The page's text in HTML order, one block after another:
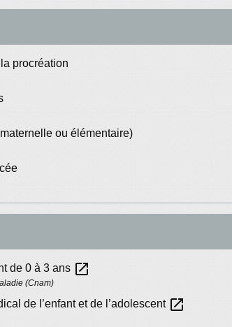
procréation
ou élémentaire)
de 0 à 3 ans open_in_new
(Cnam)
de l’enfant et de l’adolescent open_in_new